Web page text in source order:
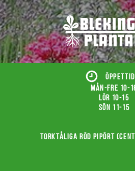
Mån-fre 10-
Lör 10-15
Sön 11-15
Torktåliga röd pipört